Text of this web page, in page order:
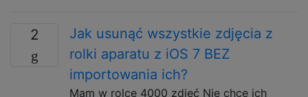
2
Jak usunąć wszystkie zdjęcia z
rolki aparatu z iOS 7 BEZ
importowania ich?
Mam w rolce 4000 zdjęć Nie chcę ich